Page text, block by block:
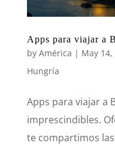
Apps para viajar a
by América | May 14,
Hungría
Apps para viajar a
imprescindibles.
te compartimos